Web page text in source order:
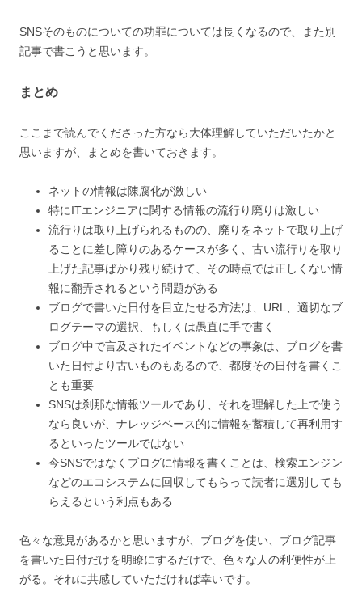
SNSそのものについての功罪については長くなるので、また別
記事で書こうと思います。
まとめ
ここまで読んでくださった方なら大体理解していただいたかと
思いますが、まとめを書いておきます。
ネットの情報は陳腐化が激しい
特にITエンジニアに関する情報の流行り廃りは激しい
流行りは取り上げられるものの、廃りをネットで取り上げ
ることに差し障りのあるケースが多く、古い流行りを取り
上げた記事ばかり残り続けて、その時点では正しくない情
報に翻弄されるという問題がある
ブログで書いた日付を目立たせる方法は、URL、適切なブ
ログテーマの選択、もしくは愚直に手で書く
ブログ中で言及されたイベントなどの事象は、ブログを書
いた日付より古いものもあるので、都度その日付を書くこ
とも重要
SNSは刹那な情報ツールであり、それを理解した上で使う
なら良いが、ナレッジベース的に情報を蓄積して再利用す
るといったツールではない
今SNSではなくブログに情報を書くことは、検索エンジン
などのエコシステムに回収してもらって読者に選別しても
らえるという利点もある
色々な意見があるかと思いますが、ブログを使い、ブログ記事
を書いた日付だけを明瞭にするだけで、色々な人の利便性が上
がる。それに共感していただければ幸いです。